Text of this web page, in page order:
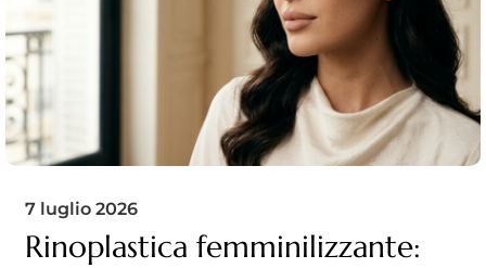
7 luglio 2026
Rinoplastica femminilizzante: